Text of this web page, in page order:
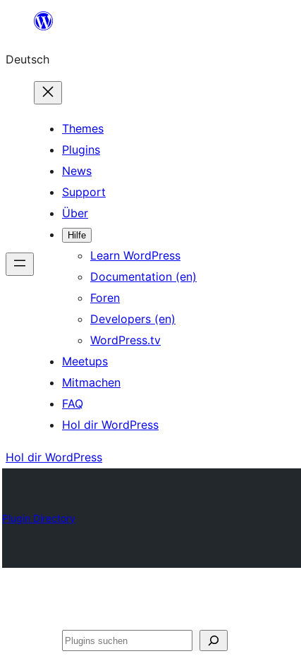
springen
Deutsch
Themes
Plugins
News
Support
Über
Hilfe
Learn WordPress
Documentation (en)
Foren
Developers (en)
WordPress.tv
Meetups
Mitmachen
FAQ
Hol dir WordPress
Hol dir WordPress
Plugin Directory
Suchen